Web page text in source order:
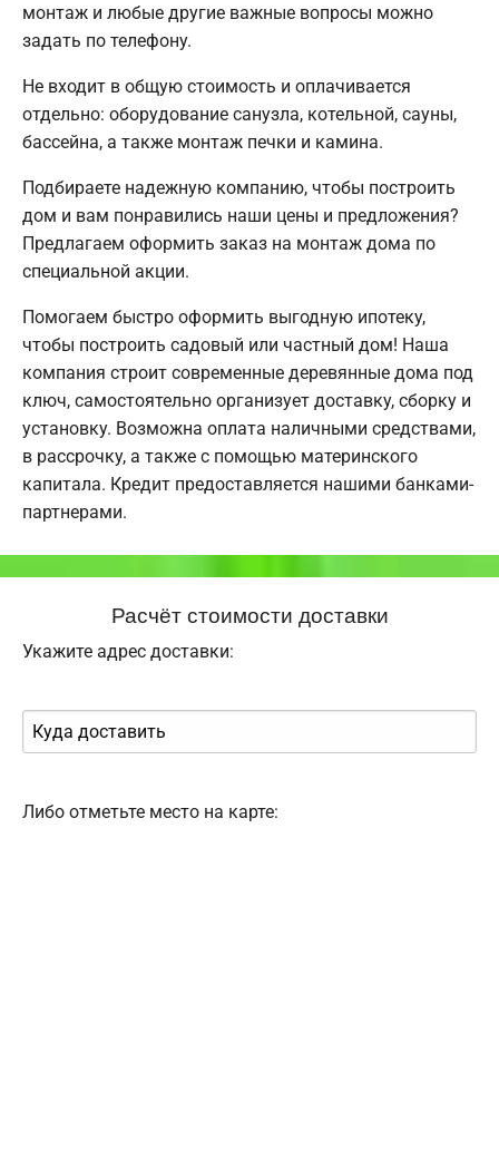
монтаж и любые другие важные вопросы можно
задать по телефону.
Не входит в общую стоимость и оплачивается
отдельно: оборудование санузла, котельной, сауны,
бассейна, а также монтаж печки и камина.
Подбираете надежную компанию, чтобы построить
дом и вам понравились наши цены и предложения?
Предлагаем оформить заказ на монтаж дома по
специальной акции.
Помогаем быстро оформить выгодную ипотеку,
чтобы построить садовый или частный дом! Наша
компания строит современные деревянные дома под
ключ, самостоятельно организует доставку, сборку и
установку. Возможна оплата наличными средствами,
в рассрочку, а также с помощью материнского
капитала. Кредит предоставляется нашими банками-
партнерами.
Расчёт стоимости доставки
Укажите адрес доставки:
Либо отметьте место на карте: